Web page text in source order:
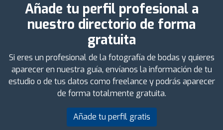
Añade tu perfil profesional a
nuestro directorio de forma
gratuita
Si eres un profesional de la fotografía de bodas y quieres
aparecer en nuestra guía, envíanos la información de tu
estudio o de tus datos como freelance y podrás aparecer
de forma totalmente gratuita.
Añade tu perfil gratis